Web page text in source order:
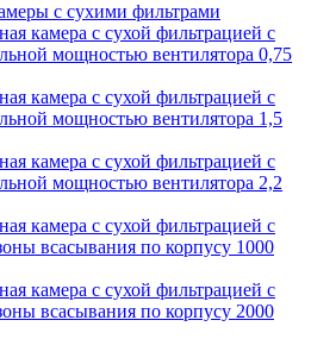
с сухими фильтрами
камера с сухой фильтрацией с
мощностью вентилятора 0,75
камера с сухой фильтрацией с
мощностью вентилятора 1,5
камера с сухой фильтрацией с
мощностью вентилятора 2,2
камера с сухой фильтрацией с
всасывания по корпусу 1000
камера с сухой фильтрацией с
всасывания по корпусу 2000